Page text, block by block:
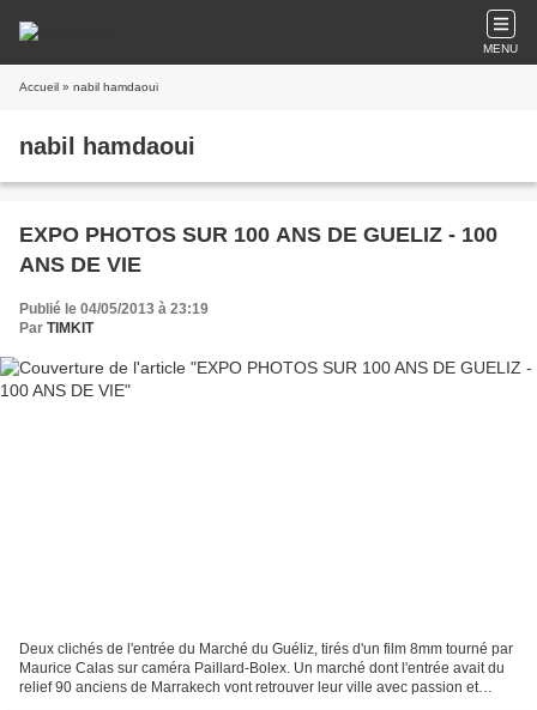
MENU
Accueil » nabil hamdaoui
nabil hamdaoui
EXPO PHOTOS SUR 100 ANS DE GUELIZ - 100
ANS DE VIE
Publié le 04/05/2013 à 23:19
Par TIMKIT
Deux clichés de l'entrée du Marché du Guéliz, tirés d'un film 8mm tourné par
Maurice Calas sur caméra Paillard-Bolex. Un marché dont l'entrée avait du
relief 90 anciens de Marrakech vont retrouver leur ville avec passion et